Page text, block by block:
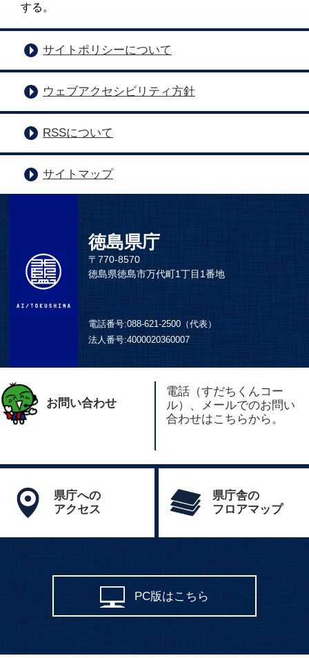
する。
サイトポリシーについて
ウェブアクセシビリティ方針
RSSについて
サイトマップ
徳島県庁
〒770-8570
徳島県徳島市万代町1丁目1番地
電話番号:088-621-2500（代表）
法人番号:4000020360007
お問い合わせ
電話（すだちくんコー
ル）、メールでのお問い
合わせはこちらから。
県庁への
アクセス
県庁舎の
フロアマップ
PC版はこちら